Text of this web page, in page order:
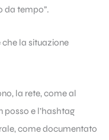
da tempo”.
la situazione
la rete, come al
posso e l’hashtag
come documentato